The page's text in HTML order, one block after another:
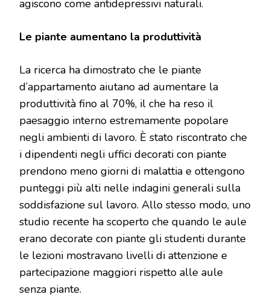
agiscono come antidepressivi naturali.
Le piante aumentano la produttività
La ricerca ha dimostrato che le piante
d’appartamento aiutano ad aumentare la
produttività fino al 70%, il che ha reso il
paesaggio interno estremamente popolare
negli ambienti di lavoro. È stato riscontrato che
i dipendenti negli uffici decorati con piante
prendono meno giorni di malattia e ottengono
punteggi più alti nelle indagini generali sulla
soddisfazione sul lavoro. Allo stesso modo, uno
studio recente ha scoperto che quando le aule
erano decorate con piante gli studenti durante
le lezioni mostravano livelli di attenzione e
partecipazione maggiori rispetto alle aule
senza piante.